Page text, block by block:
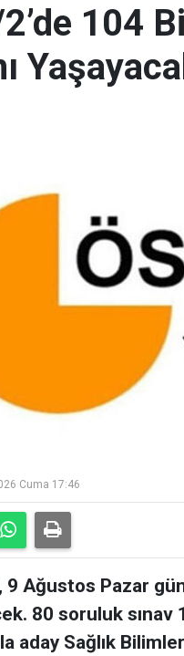
104
Cuma 17:46
Ağustos Pazar
80 soruluk sınav
aday Sağlık